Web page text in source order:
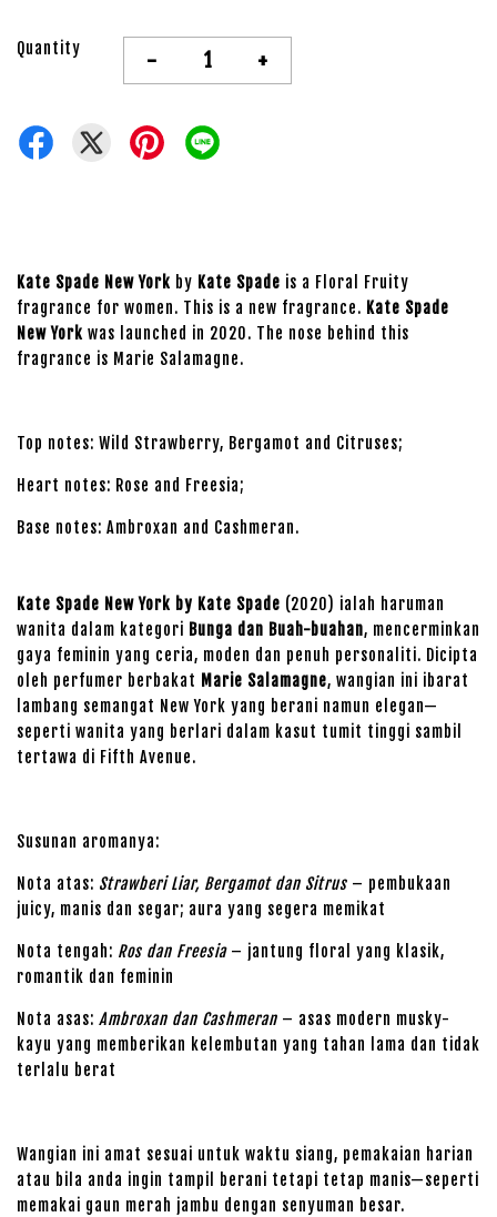
Quantity - +
Kate Spade New York by Kate Spade is a Floral Fruity
fragrance for women. This is a new fragrance. Kate Spade
New York was launched in 2020. The nose behind this
fragrance is Marie Salamagne.
Top notes: Wild Strawberry, Bergamot and Citruses;
Heart notes: Rose and Freesia;
Base notes: Ambroxan and Cashmeran.
Kate Spade New York by Kate Spade (2020) ialah haruman
wanita dalam kategori Bunga dan Buah-buahan, mencerminkan
gaya feminin yang ceria, moden dan penuh personaliti. Dicipta
oleh perfumer berbakat Marie Salamagne, wangian ini ibarat
lambang semangat New York yang berani namun elegan—
seperti wanita yang berlari dalam kasut tumit tinggi sambil
tertawa di Fifth Avenue.
Susunan aromanya:
Nota atas: Strawberi Liar, Bergamot dan Sitrus – pembukaan
juicy, manis dan segar; aura yang segera memikat
Nota tengah: Ros dan Freesia– jantung floral yang klasik,
romantik dan feminin
Nota asas: Ambroxan dan Cashmeran – asas modern musky-
kayu yang memberikan kelembutan yang tahan lama dan tidak
terlalu berat
Wangian ini amat sesuai untuk waktu siang, pemakaian harian
atau bila anda ingin tampil berani tetapi tetap manis—seperti
memakai gaun merah jambu dengan senyuman besar.